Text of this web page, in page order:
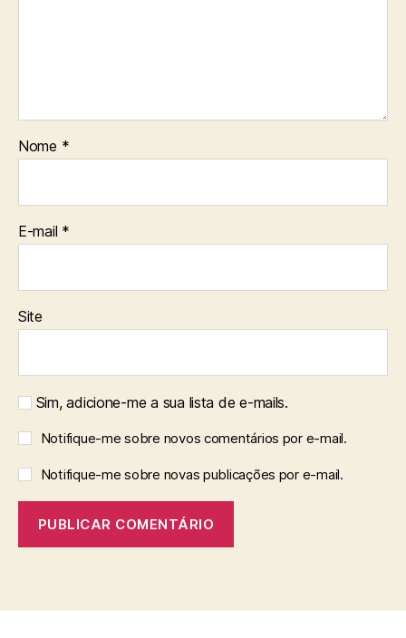
Nome *
E-mail *
Site
Sim, adicione-me a sua lista de e-mails.
Notifique-me sobre novos comentários por e-mail.
Notifique-me sobre novas publicações por e-mail.